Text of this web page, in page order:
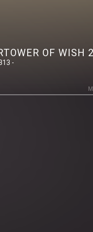
OF WISH
-